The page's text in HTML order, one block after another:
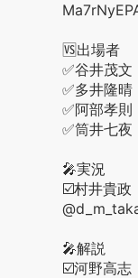
🆚出場者
✅谷井茂文
✅多井隆晴
✅阿部孝則
✅筒井七夜
🎤実況
☑️村井貴政
🎤解説
☑️河野高志